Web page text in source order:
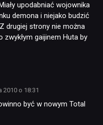
upodabniać wojownika
demona i niejako budzić
drugiej strony nie można
gaijinem Huta by
2010 o 18:31
być w nowym Total